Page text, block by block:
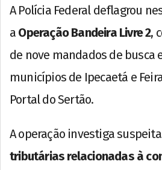
A Polícia Federal deflagrou
a Operação Bandeira Livre 2,
de nove mandados de busca
municípios de Ipecaetá e
Portal do Sertão.
A operação investiga
tributárias relacionadas à